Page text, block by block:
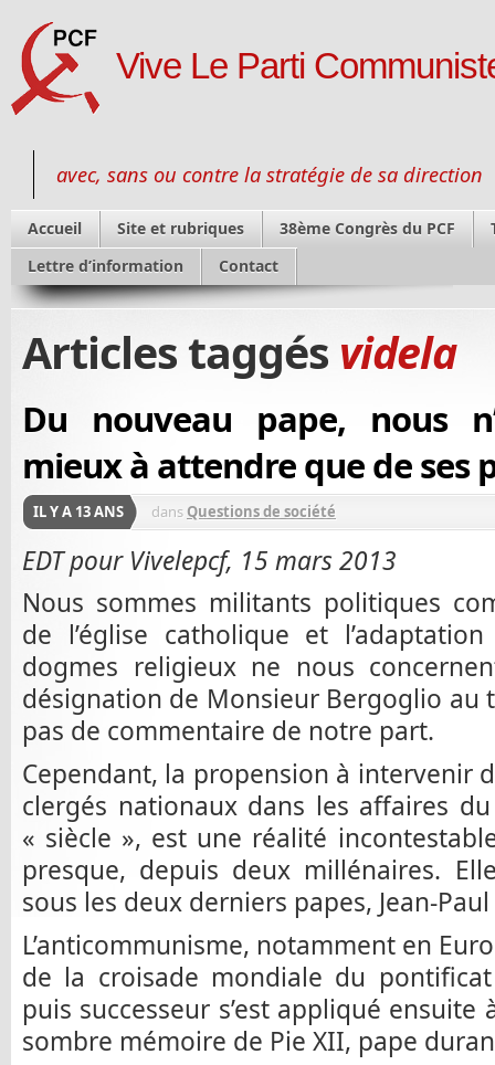
Vive Le Parti
avec, sans ou contre la stratégie de sa direction
Accueil Site et rubriques 38ème Congrès du PCF
Lettre d’information
Contact
Articles taggés videla
Du nouveau pape, nous
mieux à attendre que de ses
IL Y A 13 ANS dans Questions de société
EDT pour Vivelepcf, 15 mars 2013
Nous sommes militants politiques
de l’église catholique et
dogmes religieux ne nous
désignation de Monsieur Bergoglio au
pas de commentaire de notre part.
Cependant, la propension à intervenir
clergés nationaux dans les affaires
« siècle », est une réalité
presque, depuis deux millénaires.
sous les deux derniers papes, Jean-
L’anticommunisme, notamment en
de la croisade mondiale du
puis successeur s’est appliqué
sombre mémoire de Pie XII, pape